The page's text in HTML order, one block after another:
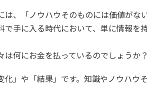
は、「ノウハウそのものには価値がな
で手に入る時代において、単に情報を
は何にお金を払っているのでしょうか？
化」や「結果」です。知識やノウハウ